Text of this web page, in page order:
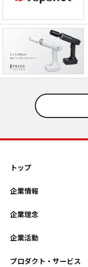
トップ
企業情報
企業理念
企業活動
プロダクト・サービス